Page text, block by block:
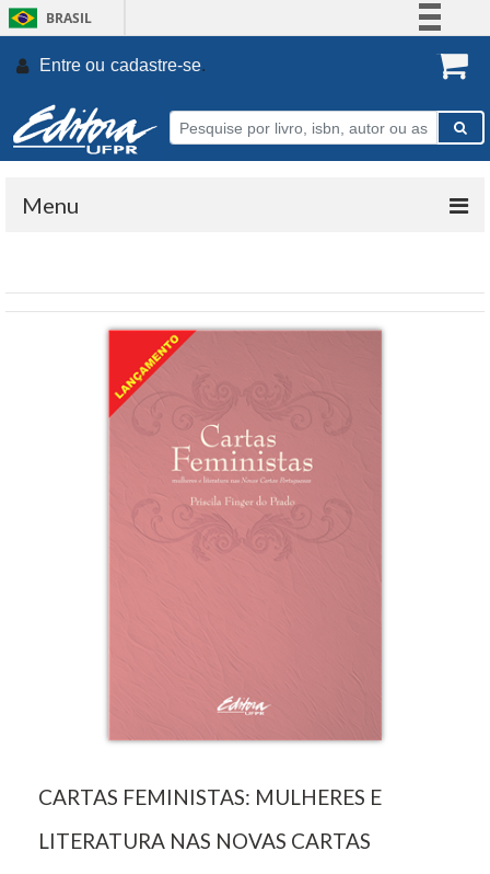
BRASIL
Participe
Entre ou cadastre-se.
Menu
CARTAS FEMINISTAS: MULHERES E
LITERATURA NAS NOVAS CARTAS